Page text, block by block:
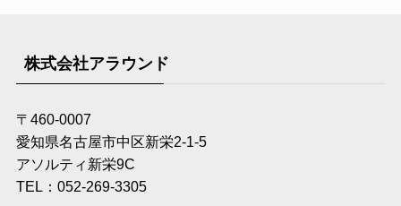
株式会社アラウンド
〒460-0007
愛知県名古屋市中区新栄2-1-5
アソルティ新栄9C
TEL：052-269-3305